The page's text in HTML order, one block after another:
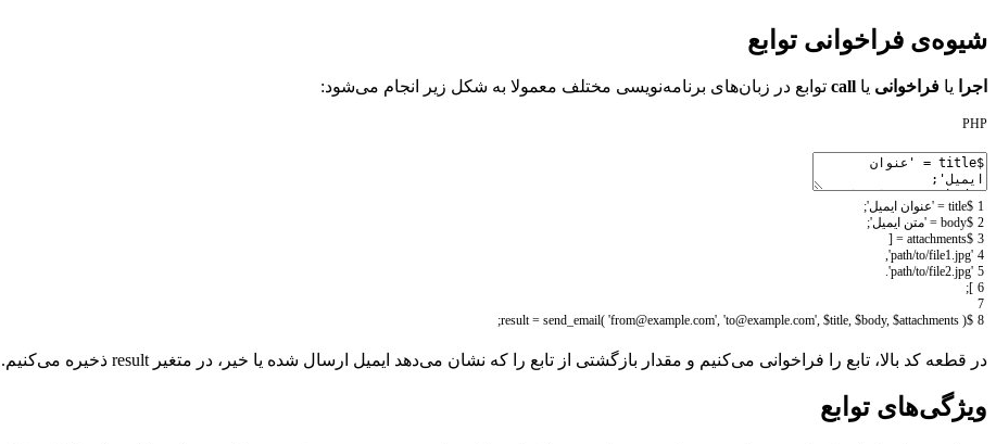
شیوه‌ی فراخوانی توابع
اجرا یا فراخوانی یا call توابع در زبان‌های برنامه‌نویسی مختلف معمولا به شکل زیر انجام می‌شود:
PHP
1
2
3
4
5
6
7
8
$title
= 'عنوان ایمیل';
$body
= 'متن ایمیل';
$attachments
=
[
'path/to/file1.jpg'
,
'path/to/file2.jpg'
.
]
;
$result
= send_email( 'from@example.com', 'to@example.com', $title, $body, $attachments )
;
در قطعه کد بالا، تابع را فراخوانی می‌کنیم و مقدار بازگشتی از تابع را که نشان می‌دهد ایمیل ارسال شده یا خیر، در متغیر result ذخیره می‌کنیم.
ویژگی‌های توابع